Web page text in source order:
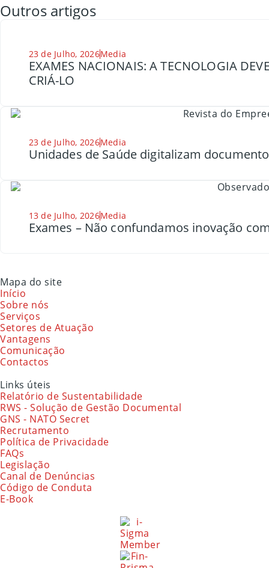
Outros artigos
23 de Julho, 2026Media
EXAMES NACIONAIS: A TECNOLOGIA
CRIÁ-LO
23 de Julho, 2026Media
Unidades de Saúde digitalizam
13 de Julho, 2026Media
Exames – Não confundamos inovação
Mapa do site
Início
Sobre nós
Serviços
Setores de Atuação
Vantagens
Comunicação
Contactos
Links úteis
Relatório de Sustentabilidade
RWS - Solução de Gestão Documental
GNS - NATO Secret
Recrutamento
Política de Privacidade
FAQs
Legislação
Canal de Denúncias
Código de Conduta
E-Book